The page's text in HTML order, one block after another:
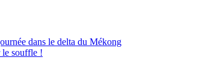
dans le delta du Mékong
le souffle !